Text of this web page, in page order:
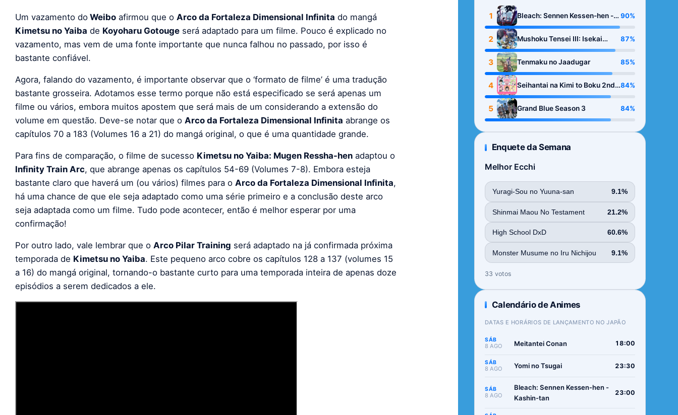
Um vazamento do Weibo afirmou que o Arco da Fortaleza Dimensional Infinita do mangá
Kimetsu no Yaiba de Koyoharu Gotouge será adaptado para um filme. Pouco é explicado no
vazamento, mas vem de uma fonte importante que nunca falhou no passado, por isso é
bastante confiável.
Agora, falando do vazamento, é importante observar que o ‘formato de filme’ é uma tradução
bastante grosseira. Adotamos esse termo porque não está especificado se será apenas um
filme ou vários, embora muitos apostem que será mais de um considerando a extensão do
volume em questão. Deve-se notar que o Arco da Fortaleza Dimensional Infinita abrange os
capítulos 70 a 183 (Volumes 16 a 21) do mangá original, o que é uma quantidade grande.
Para fins de comparação, o filme de sucesso Kimetsu no Yaiba: Mugen Ressha-hen adaptou o
Infinity Train Arc, que abrange apenas os capítulos 54-69 (Volumes 7-8). Embora esteja
bastante claro que haverá um (ou vários) filmes para o Arco da Fortaleza Dimensional Infinita,
há uma chance de que ele seja adaptado como uma série primeiro e a conclusão deste arco
seja adaptada como um filme. Tudo pode acontecer, então é melhor esperar por uma
confirmação!
Por outro lado, vale lembrar que o Arco Pilar Training será adaptado na já confirmada próxima
temporada de Kimetsu no Yaiba. Este pequeno arco cobre os capítulos 128 a 137 (volumes 15
a 16) do mangá original, tornando-o bastante curto para uma temporada inteira de apenas doze
episódios a serem dedicados a ele.
1
Bleach: Sennen Kessen-hen -
Kashin-tan
90%
2
Mushoku Tensei III: Isekai
Ittara Honki Dasu
87%
3 Tenmaku no Jaadugar 85%
4
Seihantai na Kimi to Boku 2nd
Season
84%
5 Grand Blue Season 3 84%
Enquete da Semana
Melhor Ecchi
Yuragi-Sou no Yuuna-san 9.1%
Shinmai Maou No Testament 21.2%
High School DxD 60.6%
Monster Musume no Iru Nichijou 9.1%
33 votos
Calendário de Animes
DATAS E HORÁRIOS DE LANÇAMENTO NO JAPÃO
SÁB
8 AGO Meitantei Conan 18:00
SÁB
8 AGO Yomi no Tsugai 23:30
SÁB
8 AGO
Bleach: Sennen Kessen-hen -
Kashin-tan
23:00